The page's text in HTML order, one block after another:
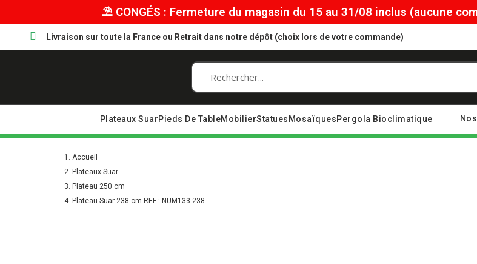
⛱︎ CONGÉS : Fermeture du magasin du 15 au 31/08 inclus (aucune
Livraison sur toute la France ou Retrait dans notre dépôt (choix lors de votre commande)
Plateaux SuarPieds De TableMobilierStatues MosaïquesPergola Bioclimatique
Accueil
Plateaux Suar
Plateau 250 cm
Plateau Suar 238 cm REF : NUM133-238